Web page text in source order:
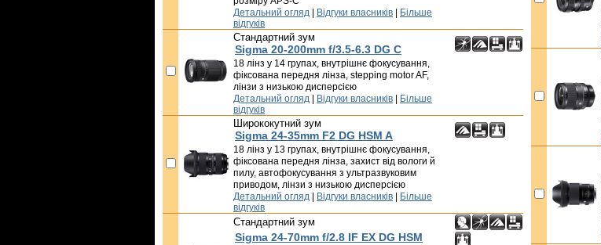
Детальний огляд Відгуки власників
Більше
відгуків
Стандартний зум
Sigma 20-200mm f/3.5-6.3 DG C
18 лінз у 14 групах, внутрішнє фокусування,
фіксована передня лінза, stepping motor AF,
лінзи з низькою дисперсією
Детальний огляд Відгуки власників
Більше
відгуків
Ширококутний зум
Sigma 24-35mm F2 DG HSM A
18 лінз у 13 групах, внутрішнє фокусування,
фіксована передня лінза, захист від вологи й
пилу, автофокусування з ультразвуковим
приводом, лінзи з низькою дисперсією
Детальний огляд Відгуки власників
Більше
відгуків
Стандартний зум
Sigma 24-70mm f/2.8 IF EX DG HSM